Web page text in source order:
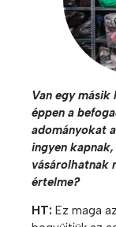
Van egy másik
éppen a
adományokat
ingyen
vásárolhatnak
értelme?
HT: Ez maga